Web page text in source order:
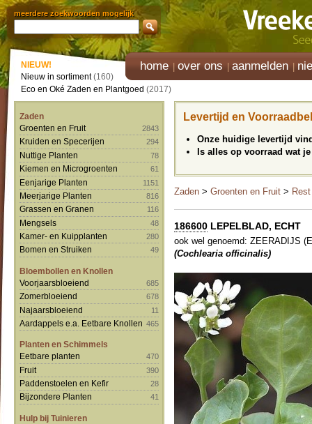
meerdere zoekwoorden mogelijk
home over ons aanmelden
NIEUW!
Nieuw in sortiment(160)
Eco en Oké Zaden en Plantgoed (2017)
Zaden
Groenten en Fruit
2843
Kruiden en Specerijen 294
Nuttige Planten 78
Kiemen en Microgroenten 61
Eenjarige Planten 1151
Meerjarige Planten 816
Grassen en Granen 116
Mengsels 48
Kamer- en Kuipplanten 280
Bomen en Struiken 49
Bloembollen en Knollen
Voorjaarsbloeiend
685
Zomerbloeiend 678
Najaarsbloeiend 11
Aardappels e.a. Eetbare Knollen 465
Planten en Schimmels
Eetbare planten
470
Fruit 390
Paddenstoelen en Kefir 28
Bijzondere Planten 41
Hulp bij Tuinieren
Levertijd en
Onze huidige levertijd
Is alles op voorraad wat
Zaden > Groenten en Fruit >
186600 LEPELBLAD, ECHT
ook wel genoemd: ZEERADIJS
(Cochlearia officinalis)